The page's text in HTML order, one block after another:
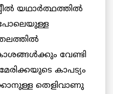
യഥാര്‍ത്ഥത്തില്‍
വേണ്ടി
കാപട്യം
തെളിവാണു